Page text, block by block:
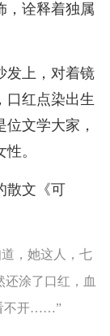
，诠释着独属
发上，对着镜
口红点染出生
文学大家，
。
散文《可
，她这人，七
涂了口红，血
不开……”